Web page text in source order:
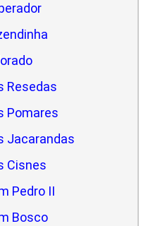
Resedas
Pomares
Jacarandas
Cisnes
Pedro II
Bosco